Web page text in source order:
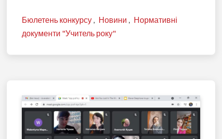
Бюлетень конкурсу , Новини , Нормативні
документи "Учитель року"